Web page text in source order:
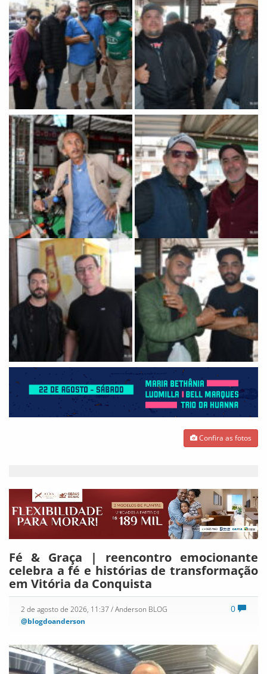
Confira as fotos
Fé & Graça | reencontro emocionante
celebra a fé e histórias de transformação
em Vitória da Conquista
0
2 de agosto de 2026, 11:37 / Anderson BLOG
@blogdoanderson